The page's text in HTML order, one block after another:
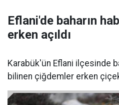
Eflani'de baharın
erken açıldı
Karabük'ün Eflani ilçesinde
bilinen çiğdemler erken